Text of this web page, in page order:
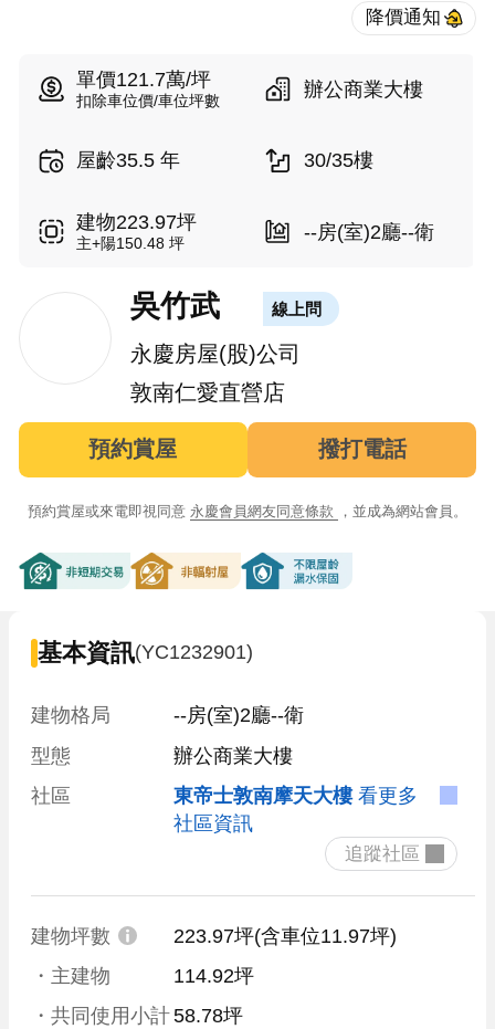
單價121.7萬/坪
扣除車位價/車位坪數 辦公商業大樓
屋齡35.5 年 30/35樓
建物223.97坪
主+陽150.48 坪 --房(室)2廳--衛
吳竹武 線上問
永慶房屋(股)公司
敦南仁愛直營店
預約賞屋 撥打電話
預約賞屋或來電即視同意 永慶會員網友同意條款 ，並成為網站會員。
基本資訊(YC1232901)
建物格局
--房(室)2廳--衛
型態
辦公商業大樓
社區
東帝士敦南摩天大樓 看更多
社區資訊
建物坪數 223.97坪(含車位11.97坪)
・主建物
114.92坪
・共同使用小計58.78坪